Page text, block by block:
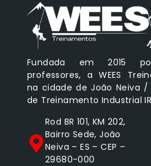
Fundada em 2015
professores, a WEES
na cidade de João Neiva /
de Treinamento Industrial
Rod BR 101, KM 202,
Bairro Sede, João
Neiva – ES – CEP –
29680-000